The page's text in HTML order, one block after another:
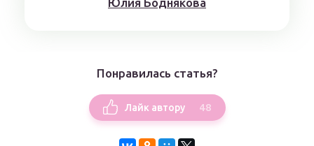
Понравилась статья?
Лайк автору 48